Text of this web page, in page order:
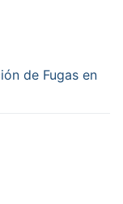
de Fugas en